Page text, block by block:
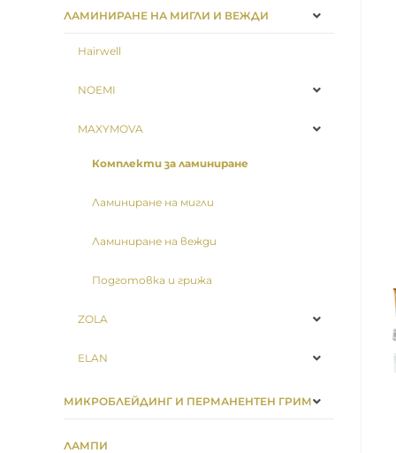
ЛАМИНИРАНЕ НА МИГЛИ И ВЕЖДИ
Hairwell
NOEMI
MAXYMOVA
Комплекти за ламиниране
Ламиниране на мигли
Ламиниране на вежди
Подготовка и грижа
ZOLA
ELAN
МИКРОБЛЕЙДИНГ И ПЕРМАНЕНТЕН ГРИМ
ЛАМПИ